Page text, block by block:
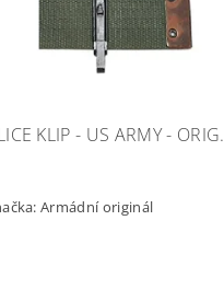
KLIP - US ARMY - ORIG.
Armádní originál